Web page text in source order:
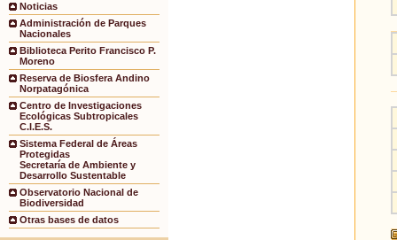
Noticias
Administración de Parques
Nacionales
Biblioteca Perito Francisco P.
Moreno
Reserva de Biosfera Andino
Norpatagónica
Centro de Investigaciones
Ecológicas Subtropicales
C.I.E.S.
Sistema Federal de Áreas
Protegidas
Secretaría de Ambiente y
Desarrollo Sustentable
Observatorio Nacional de
Biodiversidad
Otras bases de datos